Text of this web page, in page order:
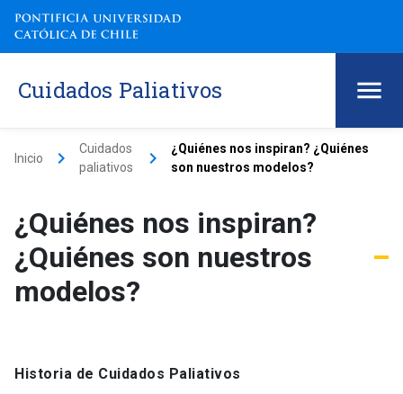
Cuidados Paliativos
Inicio keyboard_arrow_right
Cuidados
paliativos
keyboard_arrow_right
¿Quiénes nos inspiran? ¿Quiénes
son nuestros modelos?
¿Quiénes nos inspiran?
¿Quiénes son nuestros
modelos?
Historia de Cuidados Paliativos